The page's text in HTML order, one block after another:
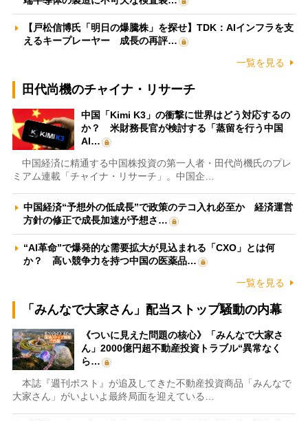
【戸松信博氏「明日の爆騰株」を探せ】TDK：AIインフラを支
えるキープレーヤー 成長の再評…
一覧を見る
田代尚機のチャイナ・リサーチ
中国「Kimi K3」の衝撃に世界はどう対応するの
か？ 米財務長官が検討する「蒸留を行う中国
AI…
中国経済に精通する中国株投資の第一人者・田代尚機氏のプレ
ミアム連載「チャイナ・リサーチ」。中国企…
中国経済“予想外の低成長”で政策のテコ入れ必至か 経済運営
方針の修正で成長加速が予想さ…
“AI革命”で爆発的な需要拡大が見込まれる「CXO」とは何
か？ 高い競争力を持つ中国の医薬品…
一覧を見る
「みんなで大家さん」配当ストップ騒動の内幕
《ついに見えた問題の核心》「みんなで大家さ
ん」2000億円超不動産投資トラブル“異常なく
ら…
本誌『週刊ポスト』が追及してきた不動産投資商品「みんなで
大家さん」がいよいよ最終局面を迎えている…